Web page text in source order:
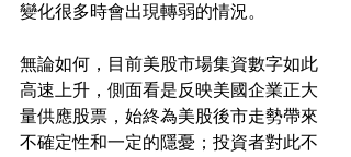
變化很多時會出現轉弱的情況。
無論如何，目前美股市場集資數字如此
高速上升，側面看是反映美國企業正大
量供應股票，始終為美股後市走勢帶來
不確定性和一定的隱憂；投資者對此不